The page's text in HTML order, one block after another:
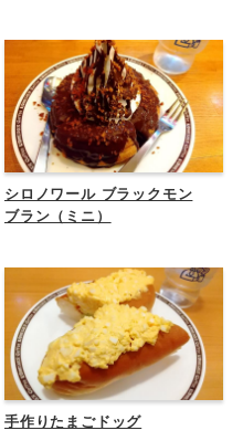
シロノワール ブラックモン
ブラン（ミニ）
手作りたまごドッグ